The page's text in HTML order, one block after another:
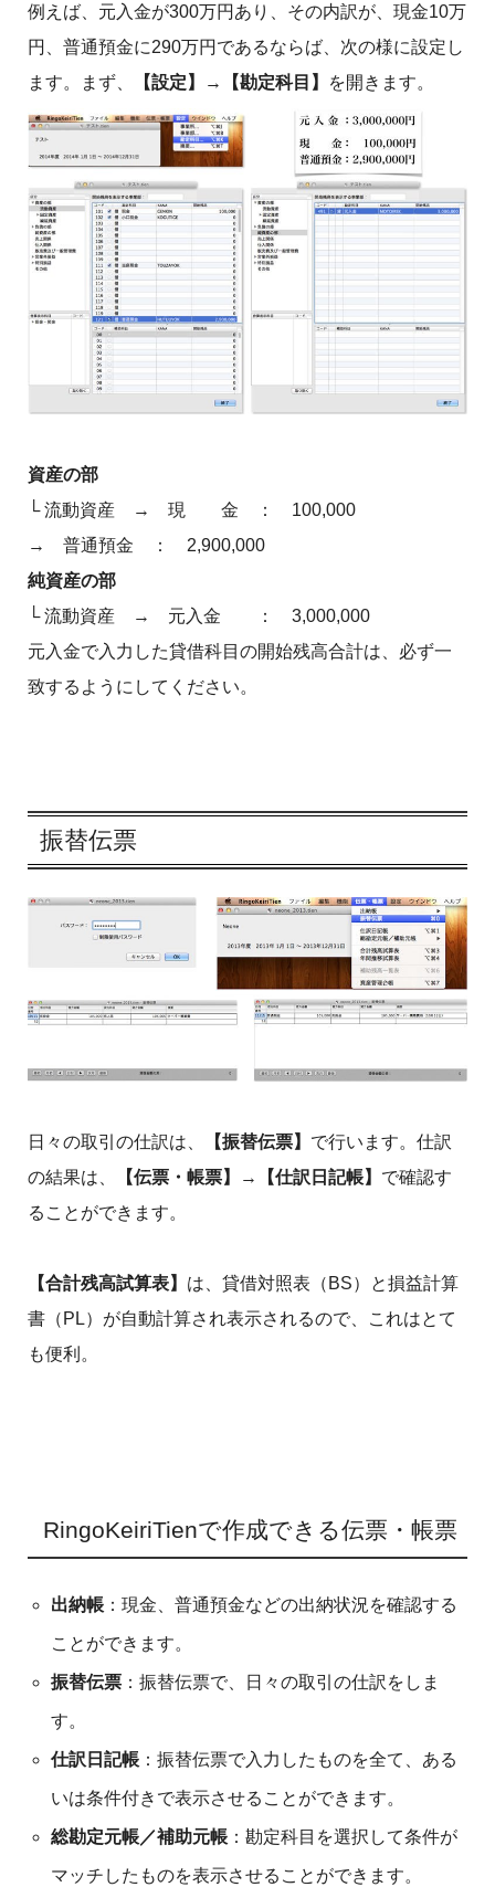
例えば、元入金が300万円あり、その内訳が、現金10万
円、普通預金に290万円であるならば、次の様に設定し
ます。まず、
【設定】 → 【勘定科目】 を開きます。
資産の部
└ 流動資産 → 現 金 ： 100,000
→ 普通預金 ： 2,900,000
純資産の部
└ 流動資産 → 元入金 ： 3,000,000
元入金で入力した貸借科目の開始残高合計は、必ず一
致するようにしてください。
振替伝票
日々の取引の仕訳は、 【振替伝票】 で行います。仕訳
の結果は、
【伝票・帳票】 → 【仕訳日記帳】 で確認す
ることができます。
【合計残高試算表】 は、貸借対照表（BS）と損益計算
書（PL）が自動計算され表示されるので、これはとて
も便利。
RingoKeiriTienで作成できる伝票・帳票
出納帳：現金、普通預金などの出納状況を確認する
ことができます。
振替伝票：振替伝票で、日々の取引の仕訳をしま
す。
仕訳日記帳：振替伝票で入力したものを全て、ある
いは条件付きで表示させることができます。
総勘定元帳／補助元帳：勘定科目を選択して条件が
マッチしたものを表示させることができます。